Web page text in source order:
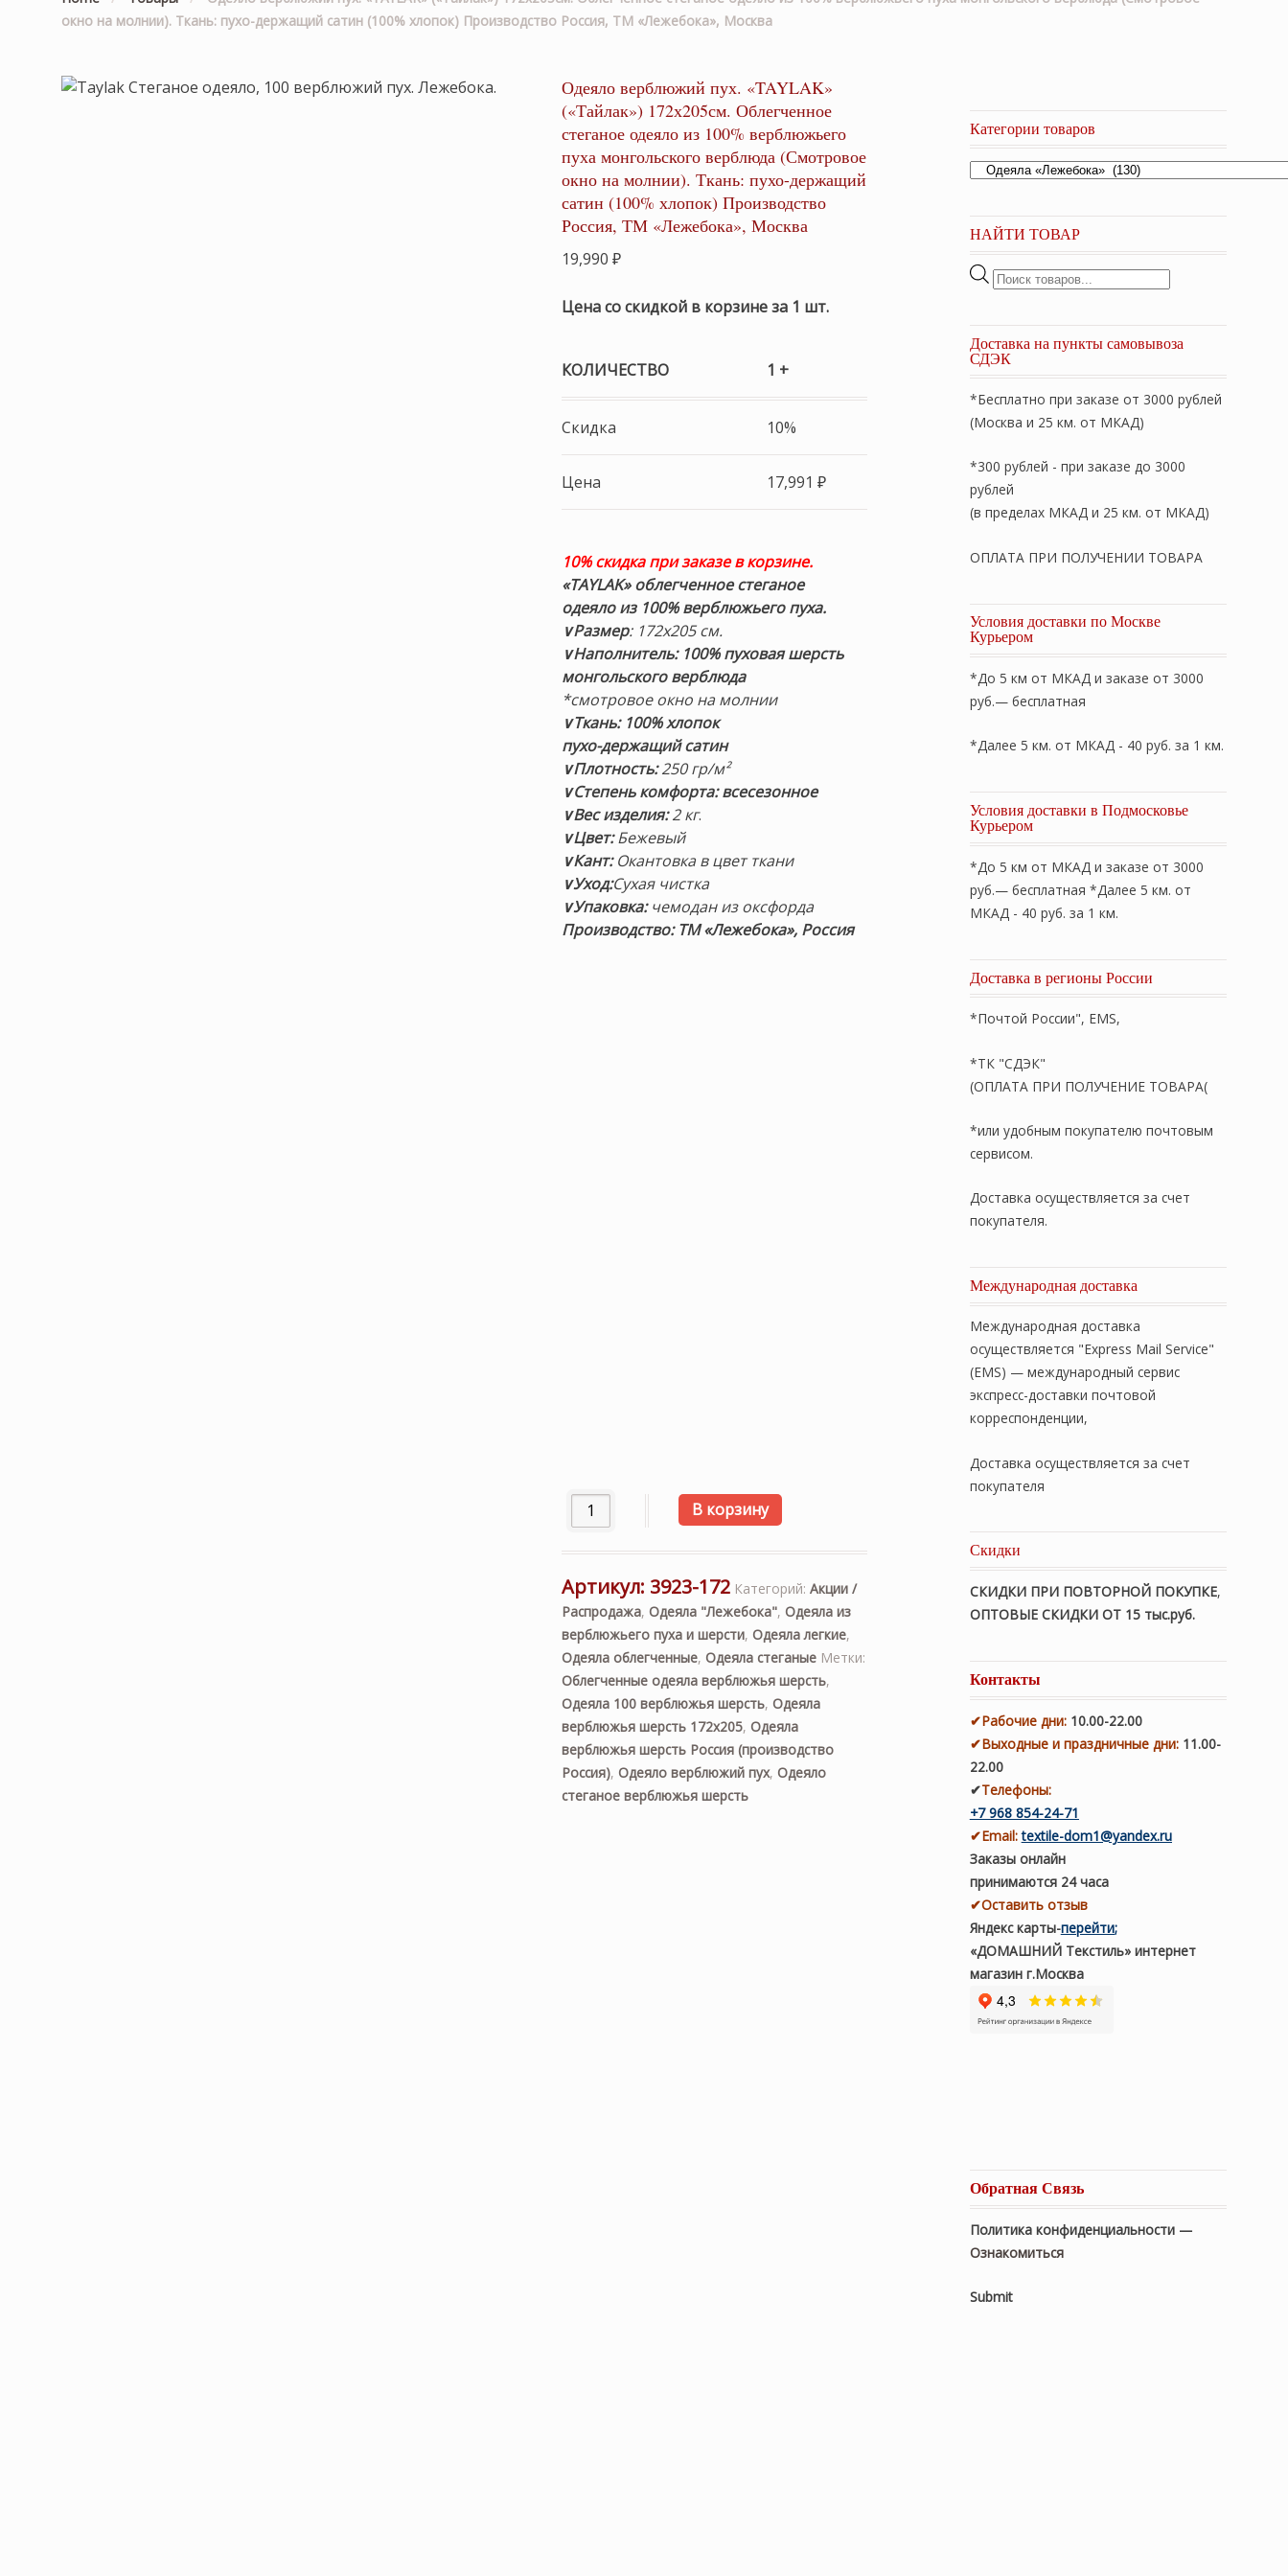
окно на молнии). Ткань: пухо-держащий сатин (100% хлопок) Производство Россия, ТМ «Лежебока», Москва
Одеяло верблюжий пух. «TAYLAK»
(«Тайлак») 172х205см. Облегченное
стеганое одеяло из 100% верблюжьего
пуха монгольского верблюда (Смотровое
окно на молнии). Ткань: пухо-держащий
сатин (100% хлопок) Производство
Россия, ТМ «Лежебока», Москва
19,990 ₽
Цена со скидкой в корзине за 1 шт.
КОЛИЧЕСТВО 1 +
Скидка 10%
Цена 17,991 ₽
10% скидка при заказе в корзине.
«TAYLAK» облегченное стеганое
одеялоиз 100% верблюжьего пуха.
∨Размер: 172х205 см.
∨Наполнитель: 100% пуховая шерсть
монгольского верблюда
*смотровое окно на молнии
∨Ткань: 100% хлопок
пухо-держащий сатин
∨Плотность:250 гр/м²
∨Степень комфорта: всесезонное
∨Вес изделия:2 кг.
∨Цвет:Бежевый
∨Кант:Окантовка в цвет ткани
∨Уход:Сухая чистка
∨Упаковка:чемодан из оксфорда
Производство: ТМ «Лежебока», Россия
Количество товара Одеяло верблюжий пух. «TAYLAK» ("Тайлак") 172х205см. Облегченное
В корзину
Артикул: 3923-172 Категорий: Акции /
Распродажа, Одеяла "Лежебока", Одеяла из
верблюжьего пуха и шерсти, Одеяла легкие,
Одеяла облегченные, Одеяла стеганые Метки:
Облегченные одеяла верблюжья шерсть,
Одеяла 100 верблюжья шерсть, Одеяла
верблюжья шерсть 172х205, Одеяла
верблюжья шерсть Россия (производство
Россия), Одеяло верблюжий пух, Одеяло
стеганое верблюжья шерсть
Категории товаров
НАЙТИ ТОВАР
Поиск
Доставка на пункты самовывоза
СДЭК
*Бесплатно при заказе от 3000 рублей
(Москва и 25 км. от МКАД)
*300 рублей - при заказе до 3000
рублей
(в пределах МКАД и 25 км. от МКАД)
ОПЛАТА ПРИ ПОЛУЧЕНИИ ТОВАРА
Условия доставки по Москве
Курьером
*До 5 км от МКАД и заказе от 3000
руб.— бесплатная
*Далее 5 км. от МКАД - 40 руб. за 1 км.
Условия доставки в Подмосковье
Курьером
*До 5 км от МКАД и заказе от 3000
руб.— бесплатная *Далее 5 км. от
МКАД - 40 руб. за 1 км.
Доставка в регионы России
*Почтой России", EMS,
*ТК "СДЭК"
(ОПЛАТА ПРИ ПОЛУЧЕНИЕ ТОВАРА(
*или удобным покупателю почтовым
сервисом.
Доставка осуществляется за счет
покупателя.
Международная доставка
Международная доставка
осуществляется "Express Mail Service"
(EMS) — международный сервис
экспресс-доставки почтовой
корреспонденции,
Доставка осуществляется за счет
покупателя
Скидки
СКИДКИ ПРИ ПОВТОРНОЙ ПОКУПКЕ,
ОПТОВЫЕ СКИДКИ ОТ 15 тыс.руб.
Контакты
✔Рабочие дни: 10.00-22.00
✔Выходные и праздничные дни:11.00-
22.00
✔Телефоны:
+7 968 854-24-71
✔Email: textile-dom1@yandex.ru
Заказы онлайн
принимаются 24 часа
✔Оставить отзыв
Яндекс карты-перейти;
«ДОМАШНИЙ Текстиль» интернет
магазин г.Москва
Обратная Связь
Политика конфиденциальности —
Ознакомиться
Submit